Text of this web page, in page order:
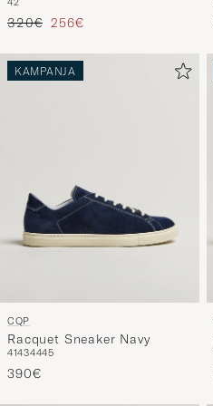
White
Tavallinen hinta
320€ Alennettu hinta
256€
KAMPANJA
CQP
Racquet Sneaker Navy
41434445
390€